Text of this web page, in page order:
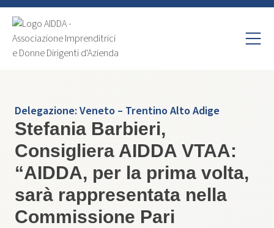
Delegazione:Veneto – Trentino Alto Adige
Stefania Barbieri,
Consigliera AIDDA VTAA:
“AIDDA, per la prima volta,
sarà rappresentata nella
Commissione Pari